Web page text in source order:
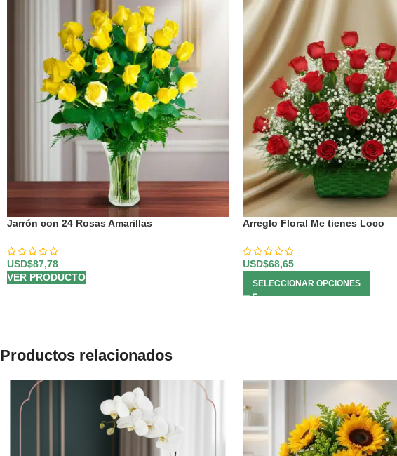
Jarrón con 24 Rosas Amarillas
USD$87,78
VER PRODUCTO
Arreglo Floral Me tienes Loco
USD$68,65
SELECCIONAR OPCIONES
Productos relacionados